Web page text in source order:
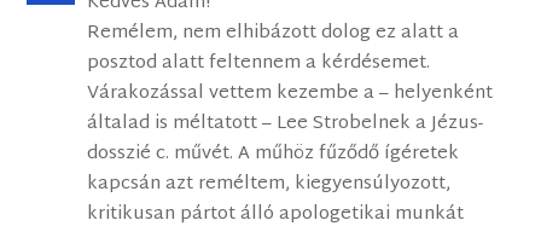
Remélem, nem elhibázott dolog ez alatt a
posztod alatt feltennem a kérdésemet.
Várakozással vettem kezembe a – helyenként
általad is méltatott – Lee Strobelnek a Jézus-
dosszié c. művét. A műhöz fűződő ígéretek
kapcsán azt reméltem, kiegyensúlyozott,
kritikusan pártot álló apologetikai munkát